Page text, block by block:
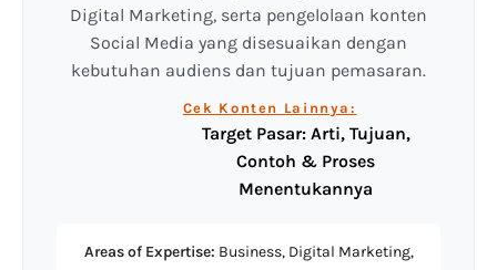
Digital Marketing, serta pengelolaan konten
Social Media yang disesuaikan dengan
kebutuhan audiens dan tujuan pemasaran.
Cek Konten Lainnya:
Target Pasar: Arti, Tujuan,
Contoh & Proses
Menentukannya
Areas of Expertise: Business, Digital Marketing,